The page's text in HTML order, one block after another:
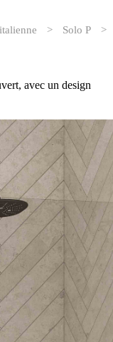
> Solo P
>
avec un design